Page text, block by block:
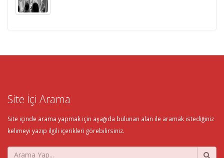
Site İçi Arama
Site içinde arama yapmak için aşağıda bulunan alan ile aramak istediğiniz
kelimeyi yazıp ilgili içerikleri görebilirsiniz.